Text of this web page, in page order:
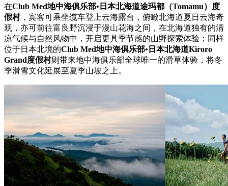
在Club Med地中海俱乐部• 日本北海道途玛都（Tomamu）度
假村，宾客可乘坐缆车登上云海露台，俯瞰北海道夏日云海奇
观，亦可前往富良野沉浸于漫山花海之间，在北海道独有的清
凉气候与自然风物中，开启更具季节感的山野探索体验；同样
位于日本北境的Club Med地中海俱乐部• 日本北海道Kiroro
Grand度假村则带来地中海俱乐部全球唯一的滑草体验，将冬
季滑雪文化延展至夏季山坡之上。